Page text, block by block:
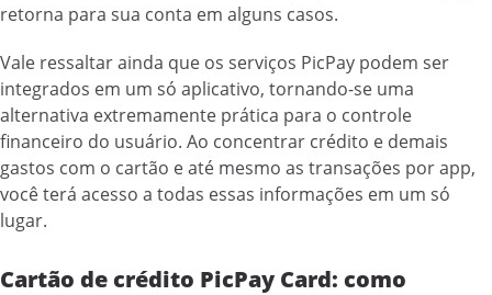
retorna para sua conta em alguns casos.
Vale ressaltar ainda que os serviços PicPay podem ser
integrados em um só aplicativo, tornando-se uma
alternativa extremamente prática para o controle
financeiro do usuário. Ao concentrar crédito e demais
gastos com o cartão e até mesmo as transações por app,
você terá acesso a todas essas informações em um só
lugar.
Cartão de crédito PicPay Card: como